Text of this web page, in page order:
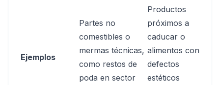
Ejemplos
Partes no
comestibles o
mermas técnicas,
como restos de
poda en sector
Productos
próximos a
caducar o
alimentos con
defectos
estéticos